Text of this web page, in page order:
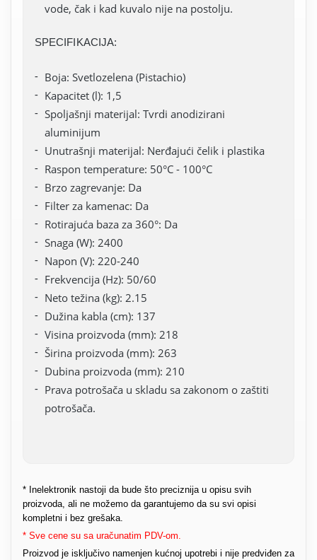
vode, čak i kad kuvalo nije na postolju.
SPECIFIKACIJA:
Boja: Svetlozelena (Pistachio)
Kapacitet (l): 1,5
Spoljašnji materijal: Tvrdi anodizirani
aluminijum
Unutrašnji materijal: Nerđajući čelik i plastika
Raspon temperature: 50°C - 100°C
Brzo zagrevanje: Da
Filter za kamenac: Da
Rotirajuća baza za 360°: Da
Snaga (W): 2400
Napon (V): 220-240
Frekvencija (Hz): 50/60
Neto težina (kg): 2.15
Dužina kabla (cm): 137
Visina proizvoda (mm): 218
Širina proizvoda (mm): 263
Dubina proizvoda (mm): 210
Prava potrošača u skladu sa zakonom o zaštiti
potrošača.
* Inelektronik nastoji da bude što preciznija u opisu svih
proizvoda, ali ne možemo da garantujemo da su svi opisi
kompletni i bez grešaka.
* Sve cene su sa uračunatim PDV-om.
Proizvod je isključivo namenjen kućnoj upotrebi i nije predviđen za